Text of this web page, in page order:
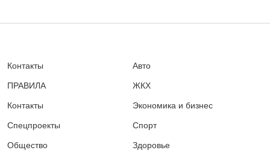
Контакты
ПРАВИЛА
Контакты
Спецпроекты
Общество
Авто
ЖКХ
Экономика и бизнес
Спорт
Здоровье